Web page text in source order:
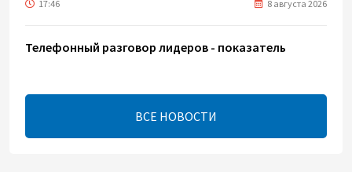
17:46 8 августа 2026
Телефонный разговор лидеров - показатель
ВСЕ НОВОСТИ